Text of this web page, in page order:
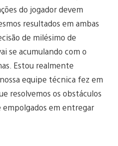
do jogador devem
resultados em ambas
de milésimo de
se acumulando com o
Estou realmente
equipe técnica fez em
resolvemos os obstáculos
empolgados em entregar